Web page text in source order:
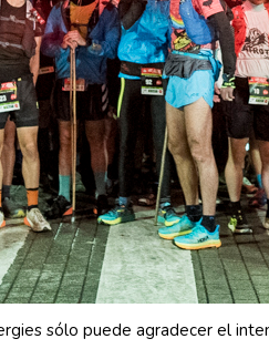
sólo puede agradecer el